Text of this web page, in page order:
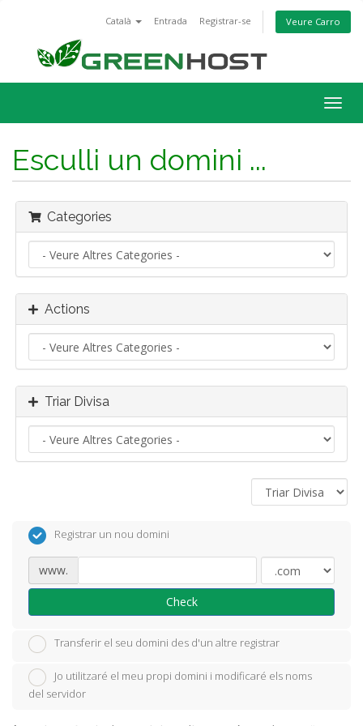
Català Entrada Registrar-se Veure Carro
Esculli un domini ...
Categories
Actions
Triar Divisa
Registrar un nou domini
www.
Check
Transferir el seu domini des d'un altre registrar
Jo utilitzaré el meu propi domini i modificaré els noms
del servidor